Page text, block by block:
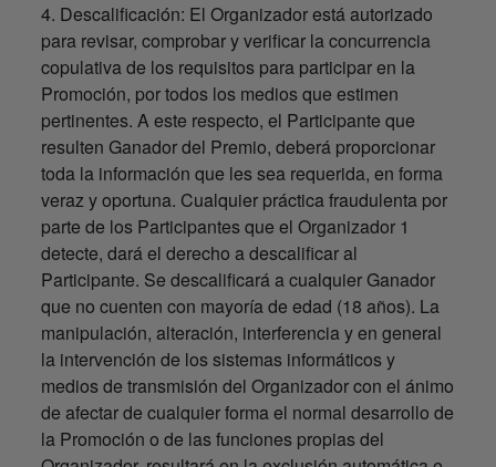
4. Descalificación: El Organizador está autorizado
para revisar, comprobar y verificar la concurrencia
copulativa de los requisitos para participar en la
Promoción, por todos los medios que estimen
pertinentes. A este respecto, el Participante que
resulten Ganador del Premio, deberá proporcionar
toda la información que les sea requerida, en forma
veraz y oportuna. Cualquier práctica fraudulenta por
parte de los Participantes que el Organizador 1
detecte, dará el derecho a descalificar al
Participante. Se descalificará a cualquier Ganador
que no cuenten con mayoría de edad (18 años). La
manipulación, alteración, interferencia y en general
la intervención de los sistemas informáticos y
medios de transmisión del Organizador con el ánimo
de afectar de cualquier forma el normal desarrollo de
la Promoción o de las funciones propias del